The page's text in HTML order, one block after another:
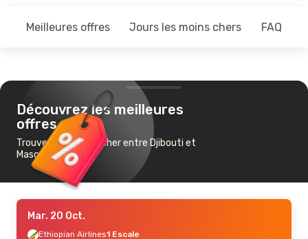
Meilleures offres Jours les moins chers FAQ
Découvrez les meilleures
offres
Trouvez un vol pas cher entre Djibouti et
Mascate
Mar. 20 Oct.
Ethiopian Airlines1 Escale